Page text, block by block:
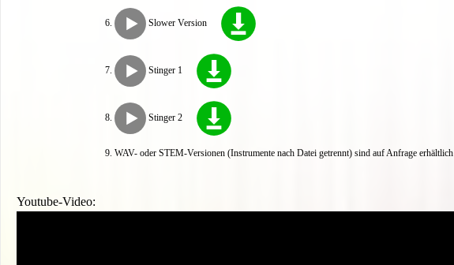
Slower Version
Stinger 1
Stinger 2
WAV- oder STEM-Versionen (Instrumente nach Datei getrennt) sind auf Anfrage erhältlich
Youtube-Video: